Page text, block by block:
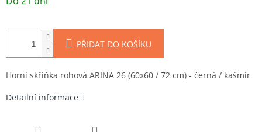
PŘIDAT DO KOŠÍKU
Horní skříňka rohová ARINA 26 (60x60 / 72 cm) - černá / kašmír
Detailní informace